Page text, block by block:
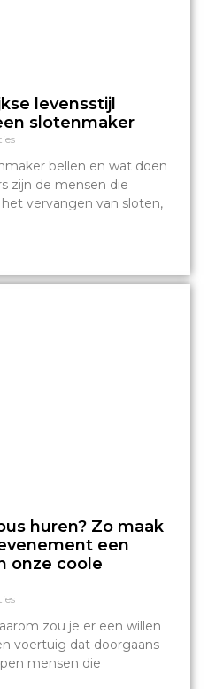
levensstijl
slotenmaker
bellen en wat doen
zijn de mensen die
vervangen van sloten,
huren? Zo maak
een
onze coole
zou je er een willen
voertuig dat doorgaans
mensen die